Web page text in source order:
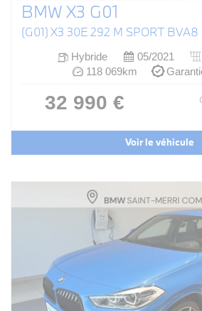
BMW X3 G01
(G01) X3 30E 292 M SPORT BVA8
Hybride 05/2021
118 069km
32 990 €
Voir le véhicule